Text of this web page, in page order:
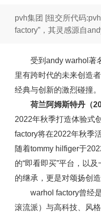
pvh集团 [纽交所代码
factory”，其灵感源自
受到andy warhol著
里有跨时代的未来创造
经典与创新的激烈碰撞。
荷兰阿姆斯特丹（
2022年秋季打造体验式
factory将在2022年秋季
随着tommy hilfiger于
的“即看即买”平台，以
的继承，更是对颂扬创
warhol factory曾经
滚流派）与高科技、风